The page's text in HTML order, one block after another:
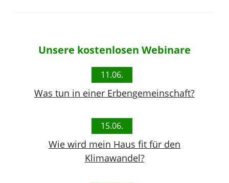
Unsere kostenlosen Webinare
11.06.
Was tun in einer Erbengemeinschaft?
15.06.
Wie wird mein Haus fit für den
Klimawandel?